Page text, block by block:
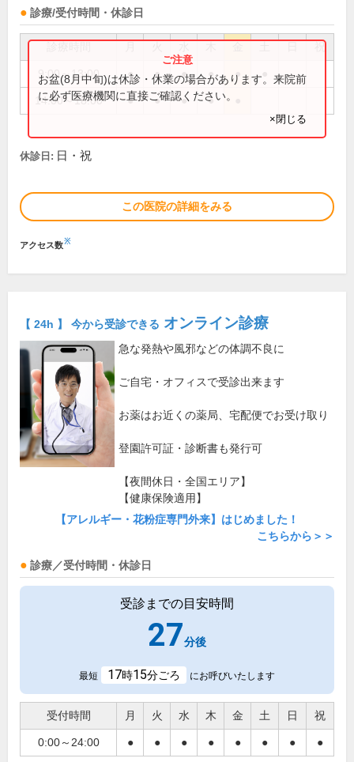
診療/受付時間・休診日
祝
9:00～13:00 ● ● ● ● ●
14:00～18:00 ● ● ● ●
お盆(8月中旬)は休診・休業の場合があります。来院前
に必ず医療機関に直接ご確認ください。
×閉じる
休診日: 日・祝
この医院の詳細をみる
アクセス数※
【 24h 】 今から受診できる オンライン診療
急な発熱や風邪などの体調不良に
ご自宅・オフィスで受診出来ます
お薬はお近くの薬局、宅配便でお受け取り
登園許可証・診断書も発行可
【夜間休日・全国エリア】
【健康保険適用】
【アレルギー・花粉症専門外来】はじめました！
こちらから＞＞
診療／受付時間・休診日
受診までの目安時間
27分後
最短 17時15分ごろ にお呼びいたします
受付時間 月 火 水 木 金 土 日 祝
0:00～24:00 ● ● ● ● ● ● ● ●